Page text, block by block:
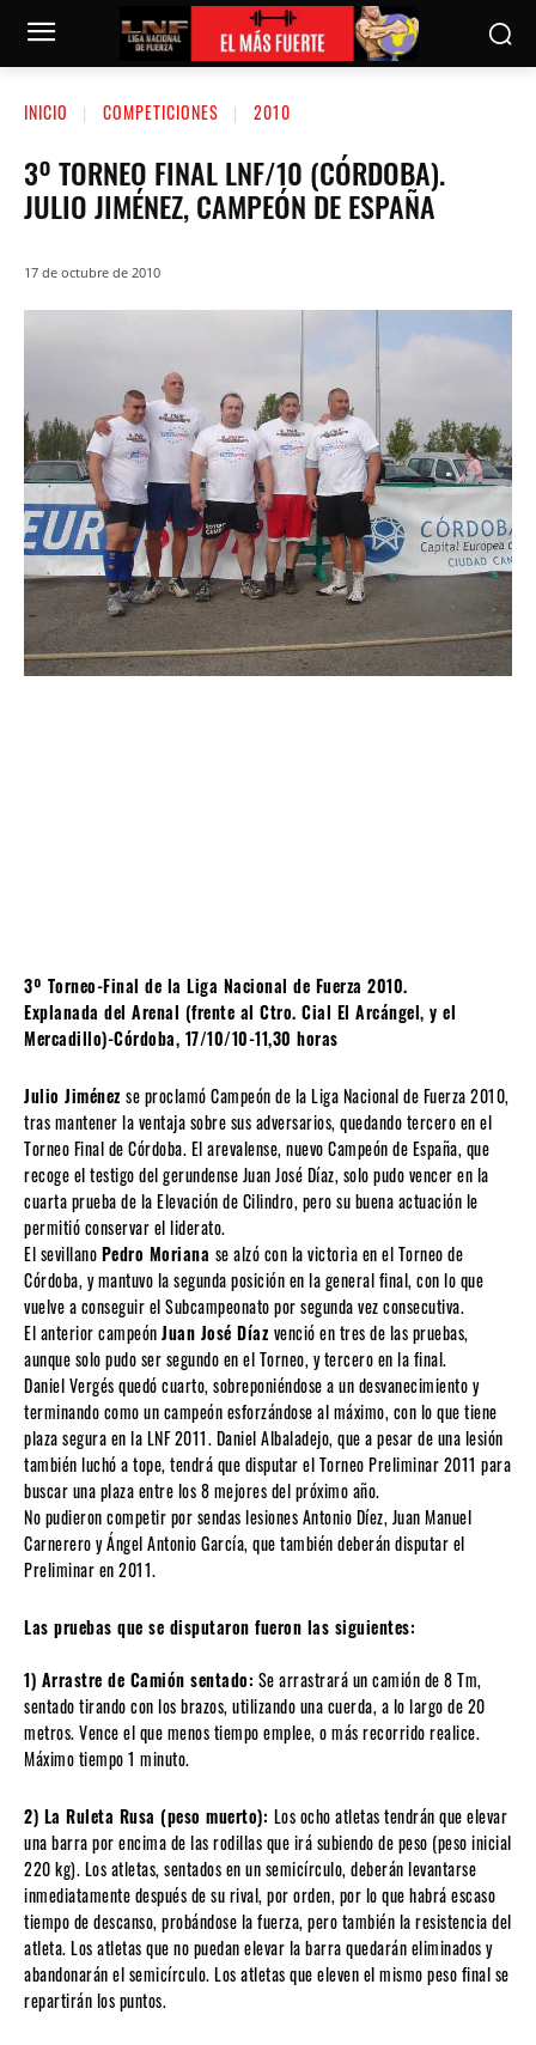
INICIO COMPETICIONES 2010
3º TORNEO FINAL LNF/10 (CÓRDOBA).
JULIO JIMÉNEZ, CAMPEÓN DE ESPAÑA
17 de octubre de 2010
3º Torneo-Final de la Liga Nacional de Fuerza 2010.
Explanada del Arenal (frente al Ctro. Cial El Arcángel, y el
Mercadillo)-Córdoba, 17/10/10-11,30 horas
Julio Jiménez se proclamó Campeón de la Liga Nacional de Fuerza 2010,
tras mantener la ventaja sobre sus adversarios, quedando tercero en el
Torneo Final de Córdoba. El arevalense, nuevo Campeón de España, que
recoge el testigo del gerundense Juan José Díaz, solo pudo vencer en la
cuarta prueba de la Elevación de Cilindro, pero su buena actuación le
permitió conservar el liderato.
El sevillanoPedro Moriana se alzó con la victoria en el Torneo de
Córdoba, y mantuvo la segunda posición en la general final, con lo que
vuelve a conseguir el Subcampeonato por segunda vez consecutiva.
El anterior campeónJuan José Díaz venció en tres de las pruebas,
aunque solo pudo ser segundo en el Torneo, y tercero en la final.
Daniel Vergés quedó cuarto, sobreponiéndose a un desvanecimiento y
terminando como un campeón esforzándose al máximo, con lo que tiene
plaza segura en la LNF 2011. Daniel Albaladejo, que a pesar de una lesión
también luchó a tope, tendrá que disputar el Torneo Preliminar 2011 para
buscar una plaza entre los 8 mejores del próximo año.
No pudieron competir por sendas lesiones Antonio Díez, Juan Manuel
Carnerero y Ángel Antonio García, que también deberán disputar el
Preliminar en 2011.
Las pruebas que se disputaron fueron las siguientes:
1) Arrastre de Camión sentado: Se arrastrará un camión de 8 Tm,
sentado tirando con los brazos, utilizando una cuerda, a lo largo de 20
metros. Vence el que menos tiempo emplee, o más recorrido realice.
Máximo tiempo 1 minuto.
2) La Ruleta Rusa (peso muerto): Los ocho atletas tendrán que elevar
una barra por encima de las rodillas que irá subiendo de peso (peso inicial
220 kg). Los atletas, sentados en un semicírculo, deberán levantarse
inmediatamente después de su rival, por orden, por lo que habrá escaso
tiempo de descanso, probándose la fuerza, pero también la resistencia del
atleta. Los atletas que no puedan elevar la barra quedarán eliminados y
abandonarán el semicírculo. Los atletas que eleven el mismo peso final se
repartirán los puntos.